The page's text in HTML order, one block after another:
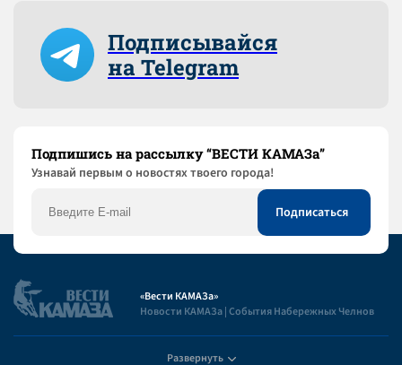
Подписывайся
на Telegram
Подпишись на рассылку “ВЕСТИ КАМАЗа”
Узнaвай первым о новостях твоего города!
«Вести КАМАЗа»
Новости КАМАЗа | События Набережных Челнов
Развернуть